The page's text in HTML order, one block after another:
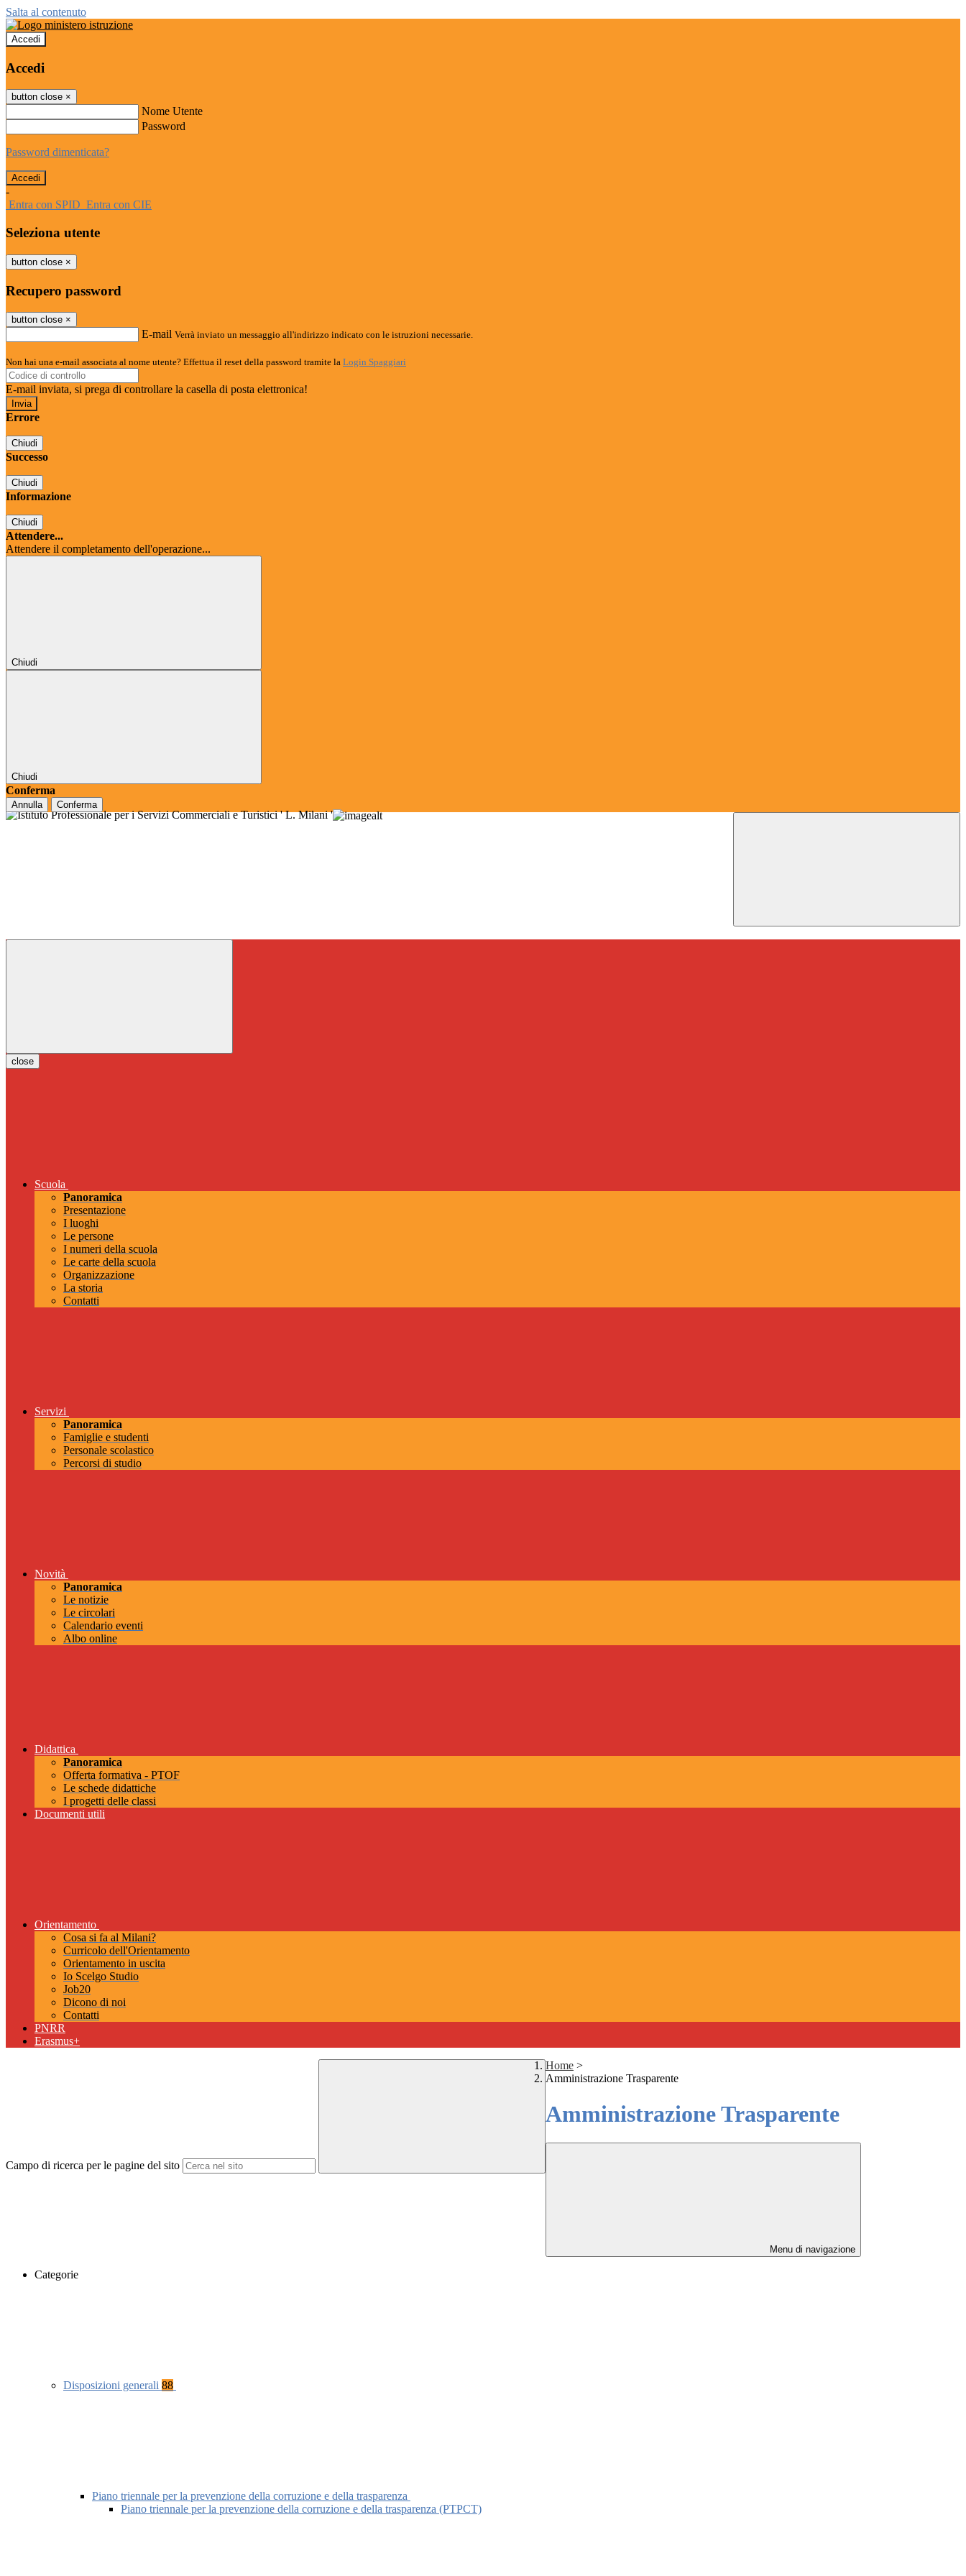
Salta al contenuto
Accedi
Accedi
button close ×
Nome Utente
Password
Password dimenticata?
-
Entra con SPID Entra con CIE
Seleziona utente
button close ×
Recupero password
button close ×
E-mail Verrà inviato un messaggio all'indirizzo indicato con le istruzioni necessarie.
Non hai una e-mail associata al nome utente? Effettua il reset della password tramite la Login Spaggiari
E-mail inviata, si prega di controllare la casella di posta elettronica!
Errore
Chiudi
Successo
Chiudi
Informazione
Chiudi
Attendere...
Attendere il completamento dell'operazione...
Chiudi
Chiudi
Conferma
Annulla Conferma
close
Scuola
Panoramica
Presentazione
I luoghi
Le persone
I numeri della scuola
Le carte della scuola
Organizzazione
La storia
Contatti
Servizi
Panoramica
Famiglie e studenti
Personale scolastico
Percorsi di studio
Novità
Panoramica
Le notizie
Le circolari
Calendario eventi
Albo online
Didattica
Panoramica
Offerta formativa - PTOF
Le schede didattiche
I progetti delle classi
Documenti utili
Orientamento
Cosa si fa al Milani?
Curricolo dell'Orientamento
Orientamento in uscita
Io Scelgo Studio
Job20
Dicono di noi
Contatti
PNRR
Erasmus+
Campo di ricerca per le pagine del sito
Home >
Amministrazione Trasparente
Amministrazione Trasparente
Menu di navigazione
Categorie
Disposizioni generali 88
Piano triennale per la prevenzione della corruzione e della trasparenza
Piano triennale per la prevenzione della corruzione e della trasparenza (PTPCT)